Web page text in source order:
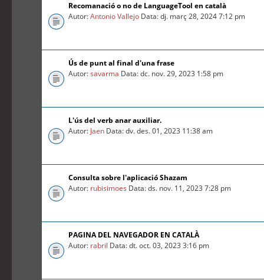
Recomanació o no de LanguageTool en català
Autor:Antonio Vallejo Data: dj. març 28, 2024 7:12 pm
Ús de punt al final d'una frase
Autor:savarma Data: dc. nov. 29, 2023 1:58 pm
L'ús del verb anar auxiliar.
Autor: Jaen Data: dv. des. 01, 2023 11:38 am
Consulta sobre l'aplicació Shazam
Autor: rubisimoes Data: ds. nov. 11, 2023 7:28 pm
PAGINA DEL NAVEGADOR EN CATALÀ
Autor: rabril Data: dt. oct. 03, 2023 3:16 pm